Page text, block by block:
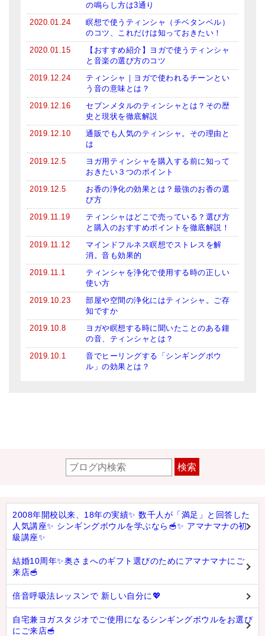
の鳴らし方は3通り
2020.01.24
瞑想で使うティンシャ（チベタンベル）
のコツ、これだけは知っておきたい！
2020.01.15
【おすすめ紹介】ヨガで使うティンシャ
と音楽の選び方のコツ
2019.12.24
ティンシャ｜ヨガで使われるチーンとい
う音の意味とは？
2019.12.16
セブンメタルのティンシャとは？その歴
史と現状を徹底解説
2019.12.10
通販でも人気のティンシャ。その理由と
は
2019.12.5
ヨガ用ティンシャを購入する前に知って
おきたい３つのポイント
2019.12.5
お香の浄化の効果とは？最強のお香の選
び方
2019.11.19
ティンシャはどこで売っている？選び方
と購入のおすすめポイントを徹底解説！
2019.11.12
マインドフルネス瞑想でストレスを解
消。音も効果的
2019.11.1
ティンシャを浄化で使用する時の正しい
使い方
2019.10.23
部屋や空間の浄化にはティンシャ。ご存
知ですか
2019.10.8
ヨガや瞑想する時に聞いたことのある鐘
の音、ティンシャとは？
2019.10.1
音でヒーリングする「シンギングボウ
ル」の効果とは？
検索
2008年開校以来、18年の実績✨ 数千人が「満足」と回答した
人気講座✨ シンギングボウルを学ぶなら🥣✨ アマナマナの初
級講座✨
結婚10周年✨奥さまへのギフト選びのためにアマナマナにご
来店🥣
倍音呼吸法レッスンで 新しい自分に💖
自宅兼ヨガスタジオでご使用になるシンギングボウルをお選び
にご来店🥣